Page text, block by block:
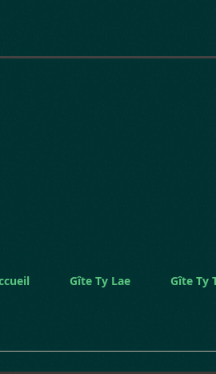
Gîte Ty Lae Gîte Ty